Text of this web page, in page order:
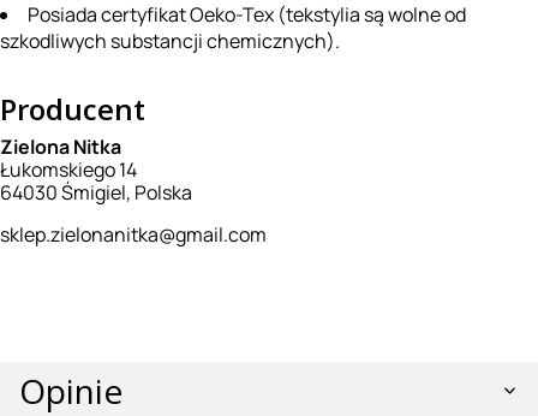
Posiada certyfikat Oeko-Tex (tekstylia są wolne od
szkodliwych substancji chemicznych).
Producent
Zielona Nitka
Łukomskiego 14
64030 Śmigiel, Polska
sklep.zielonanitka@gmail.com
Opinie